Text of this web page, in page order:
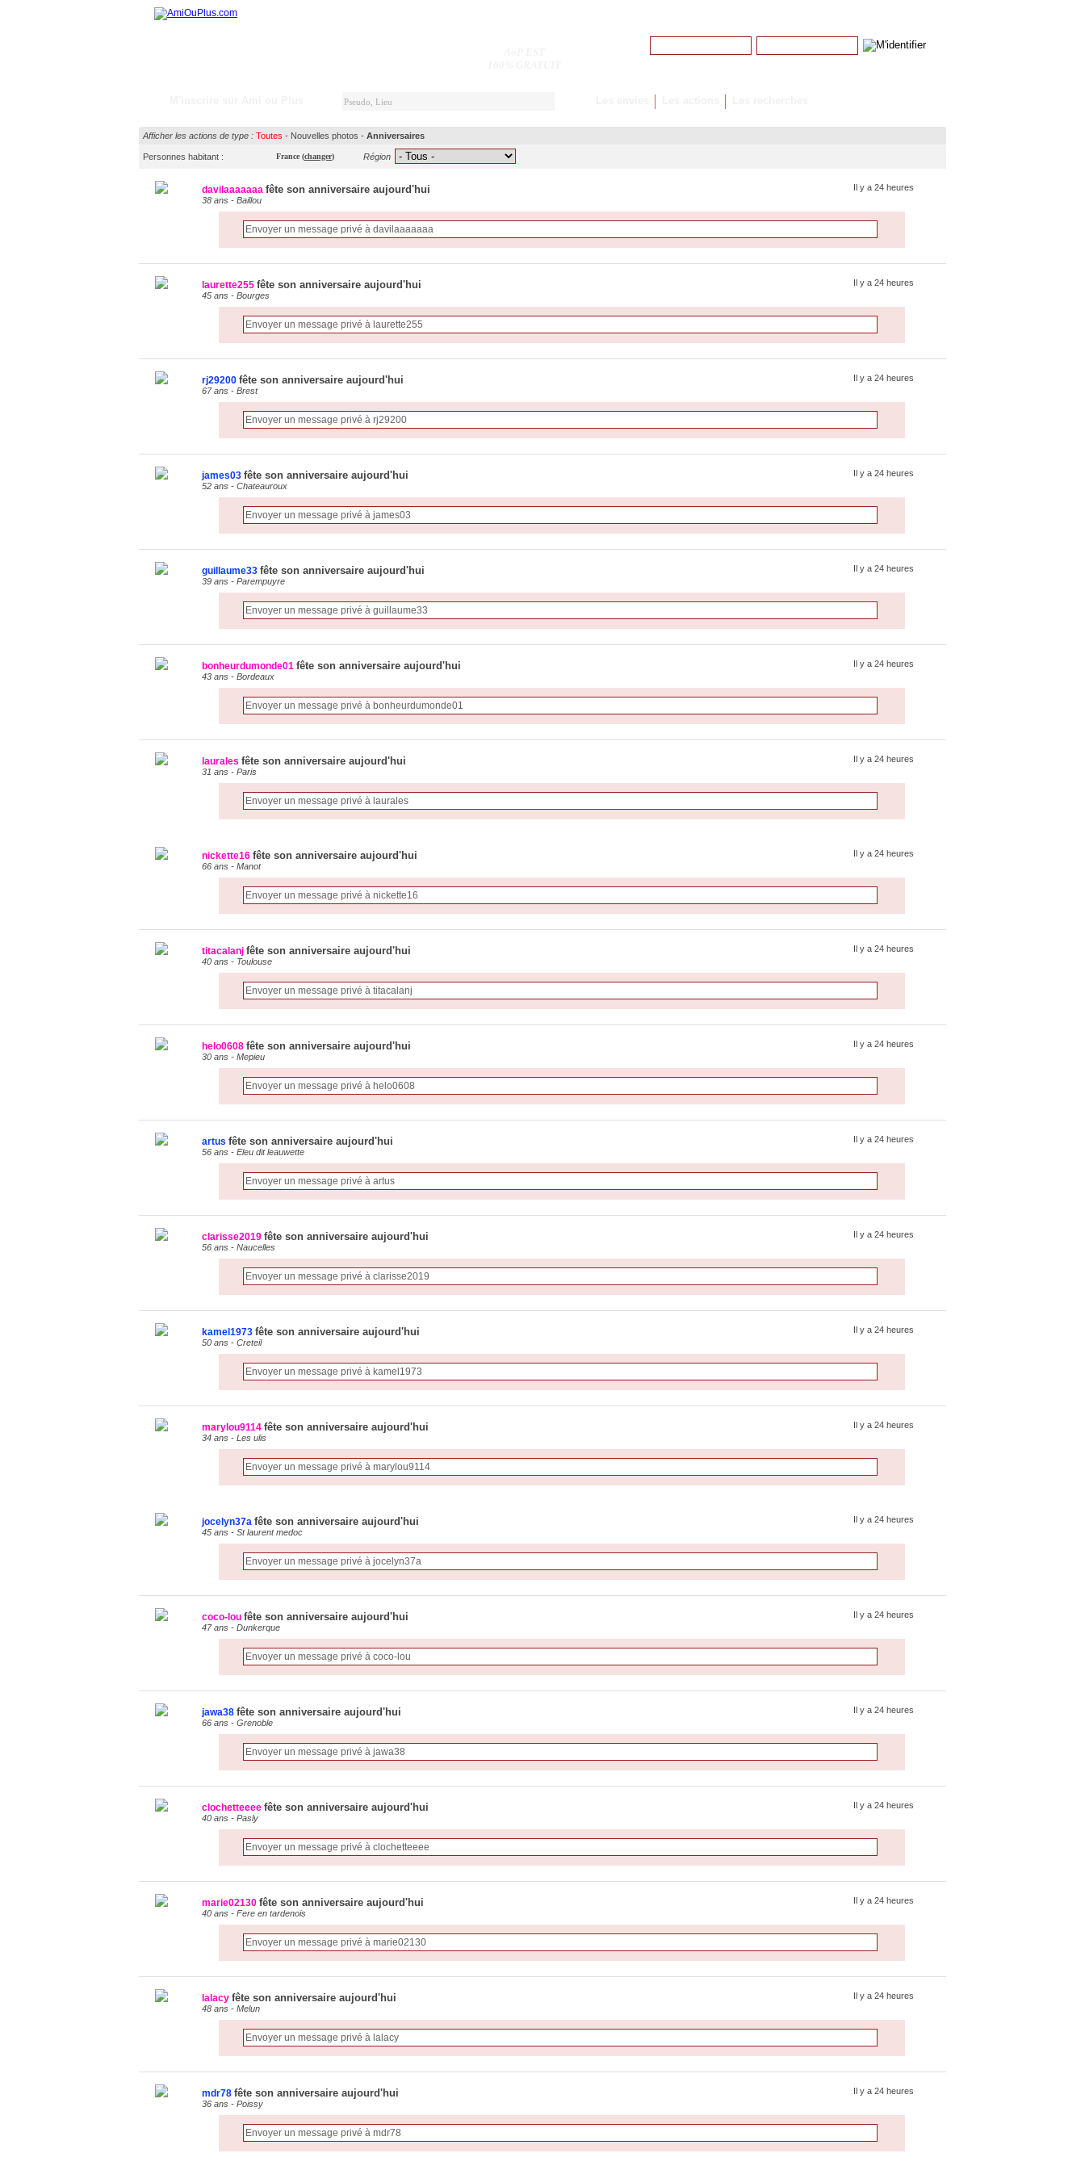
Afficher les actions de type : Toutes - Nouvelles photos - Anniversaires
Personnes habitant : France (changer) Région
davilaaaaaaa fête son anniversaire aujourd'hui
38 ans - Baillou
Il y a 24 heures
laurette255 fête son anniversaire aujourd'hui
45 ans - Bourges
Il y a 24 heures
rj29200 fête son anniversaire aujourd'hui
67 ans - Brest
Il y a 24 heures
james03 fête son anniversaire aujourd'hui
52 ans - Chateauroux
Il y a 24 heures
guillaume33 fête son anniversaire aujourd'hui
39 ans - Parempuyre
Il y a 24 heures
bonheurdumonde01 fête son anniversaire aujourd'hui
43 ans - Bordeaux
Il y a 24 heures
laurales fête son anniversaire aujourd'hui
31 ans - Paris
Il y a 24 heures
nickette16 fête son anniversaire aujourd'hui
66 ans - Manot
Il y a 24 heures
titacalanj fête son anniversaire aujourd'hui
40 ans - Toulouse
Il y a 24 heures
helo0608 fête son anniversaire aujourd'hui
30 ans - Mepieu
Il y a 24 heures
artus fête son anniversaire aujourd'hui
56 ans - Eleu dit leauwette
Il y a 24 heures
clarisse2019 fête son anniversaire aujourd'hui
56 ans - Naucelles
Il y a 24 heures
kamel1973 fête son anniversaire aujourd'hui
50 ans - Creteil
Il y a 24 heures
marylou9114 fête son anniversaire aujourd'hui
34 ans - Les ulis
Il y a 24 heures
jocelyn37a fête son anniversaire aujourd'hui
45 ans - St laurent medoc
Il y a 24 heures
coco-lou fête son anniversaire aujourd'hui
47 ans - Dunkerque
Il y a 24 heures
jawa38 fête son anniversaire aujourd'hui
66 ans - Grenoble
Il y a 24 heures
clochetteeee fête son anniversaire aujourd'hui
40 ans - Pasly
Il y a 24 heures
marie02130 fête son anniversaire aujourd'hui
40 ans - Fere en tardenois
Il y a 24 heures
lalacy fête son anniversaire aujourd'hui
48 ans - Melun
Il y a 24 heures
mdr78 fête son anniversaire aujourd'hui
36 ans - Poissy
Il y a 24 heures